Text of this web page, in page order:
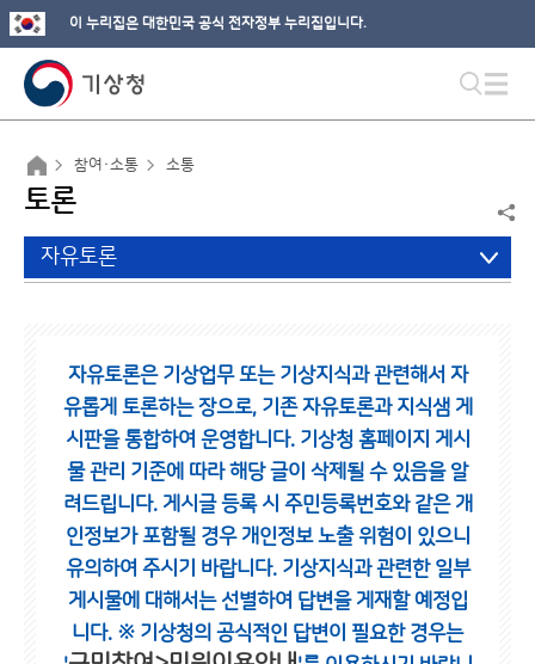
이 누리집은 대한민국 공식 전자정부 누리집입니다.
참여·소통 소통
토론
자유토론
자유토론은 기상업무 또는 기상지식과 관련해서 자
유롭게 토론하는 장으로, 기존 자유토론과 지식샘 게
시판을 통합하여 운영합니다. 기상청 홈페이지 게시
물 관리 기준에 따라 해당 글이 삭제될 수 있음을 알
려드립니다. 게시글 등록 시 주민등록번호와 같은 개
인정보가 포함될 경우 개인정보 노출 위험이 있으니
유의하여 주시기 바랍니다. 기상지식과 관련한 일부
게시물에 대해서는 선별하여 답변을 게재할 예정입
니다. ※ 기상청의 공식적인 답변이 필요한 경우는